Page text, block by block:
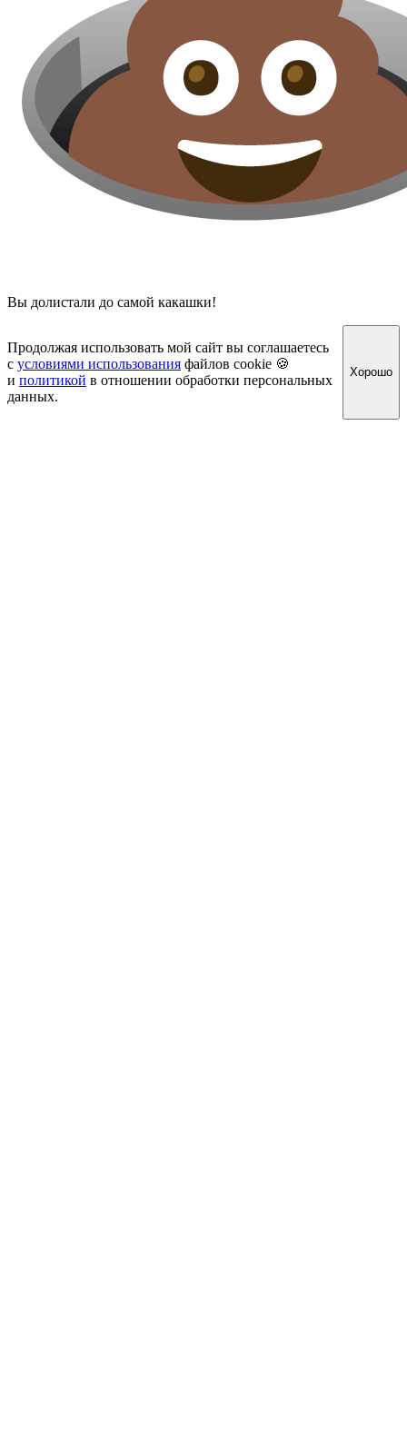
Вы долистали до самой какашки!
Продолжая использовать мой сайт вы соглашаетесь
с условиями использования файлов cookie 🍪
и политикой в отношении обработки персональных
данных.
Хорошо